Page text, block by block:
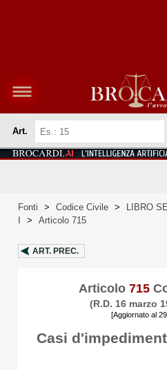
Art.
Fonti > Codice Civile > LIBRO
> Articolo 715
ART. PREC.
Articolo 715
(R.D. 16 marzo
[Aggiornato al
Casi